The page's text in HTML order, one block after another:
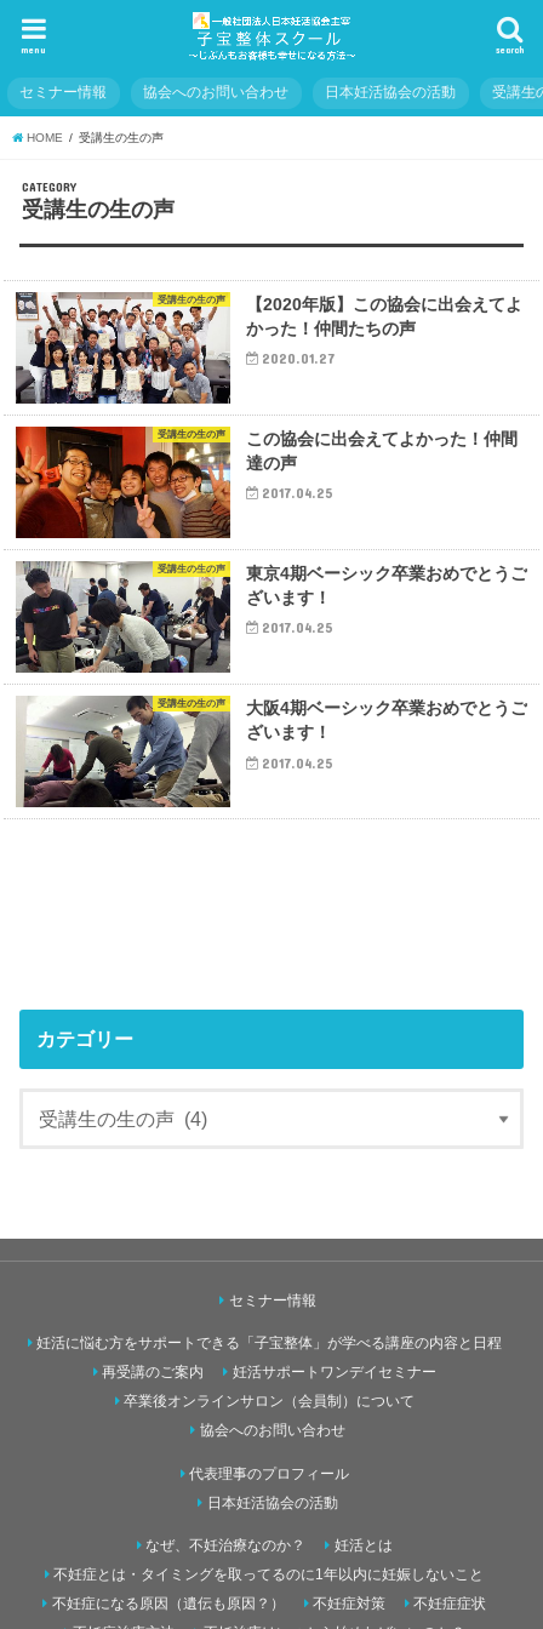
search
menu
セミナー情報 協会へのお問い合わせ 日本妊活協会の活動 受講生
HOME 受講生の生の声
CATEGORY
受講生の生の声
受講生の生の声
【2020年版】この協会に出会えてよ
かった！仲間たちの声
2020.01.27
受講生の生の声
この協会に出会えてよかった！仲間
達の声
2017.04.25
受講生の生の声
東京4期ベーシック卒業おめでとうご
ざいます！
2017.04.25
受講生の生の声
大阪4期ベーシック卒業おめでとうご
ざいます！
2017.04.25
カテゴリー
セミナー情報
妊活に悩む方をサポートできる「子宝整体」が学べる講座の内容と日程
再受講のご案内
妊活サポートワンデイセミナー
卒業後オンラインサロン（会員制）について
協会へのお問い合わせ
代表理事のプロフィール
日本妊活協会の活動
なぜ、不妊治療なのか？
妊活とは
不妊症とは・タイミングを取ってるのに1年以内に妊娠しないこと
不妊症になる原因（遺伝も原因？）
不妊症対策
不妊症症状